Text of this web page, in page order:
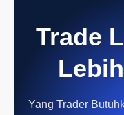
Trade
Yang Trader